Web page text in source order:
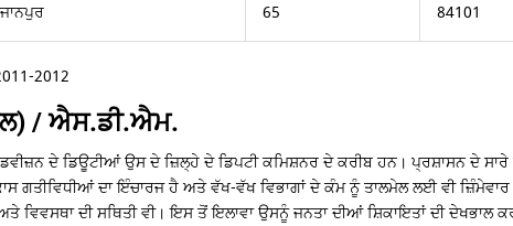
65 84101
2012
/ ਐਸ.ਡੀ.ਐਮ.
ਦੇ ਡਿਊਟੀਆਂ ਉਸ ਦੇ ਜ਼ਿਲ੍ਹੇ ਦੇ ਡਿਪਟੀ ਕਮਿਸ਼ਨਰ ਦੇ ਕਰੀਬ ਹਨ। ਪ੍ਰਸ਼ਾਸਨ ਦੇ ਸਾਰੇ
ਗਤੀਵਿਧੀਆਂ ਦਾ ਇੰਚਾਰਜ ਹੈ ਅਤੇ ਵੱਖ-ਵੱਖ ਵਿਭਾਗਾਂ ਦੇ ਕੰਮ ਨੂੰ ਤਾਲਮੇਲ ਲਈ ਵੀ
ਵਿਵਸਥਾ ਦੀ ਸਥਿਤੀ ਵੀ। ਇਸ ਤੋਂ ਇਲਾਵਾ ਉਸਨੂੰ ਜਨਤਾ ਦੀਆਂ ਸ਼ਿਕਾਇਤਾਂ ਦੀ